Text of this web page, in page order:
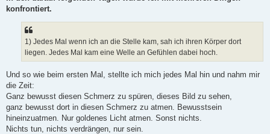
konfrontiert.
1) Jedes Mal wenn ich an die Stelle kam, sah ich ihren Körper dort
liegen. Jedes Mal kam eine Welle an Gefühlen dabei hoch.
Und so wie beim ersten Mal, stellte ich mich jedes Mal hin und nahm mir
die Zeit:
Ganz bewusst diesen Schmerz zu spüren, dieses Bild zu sehen,
ganz bewusst dort in diesen Schmerz zu atmen. Bewusstsein
hineinzuatmen. Nur goldenes Licht atmen. Sonst nichts.
Nichts tun, nichts verdrängen, nur sein.